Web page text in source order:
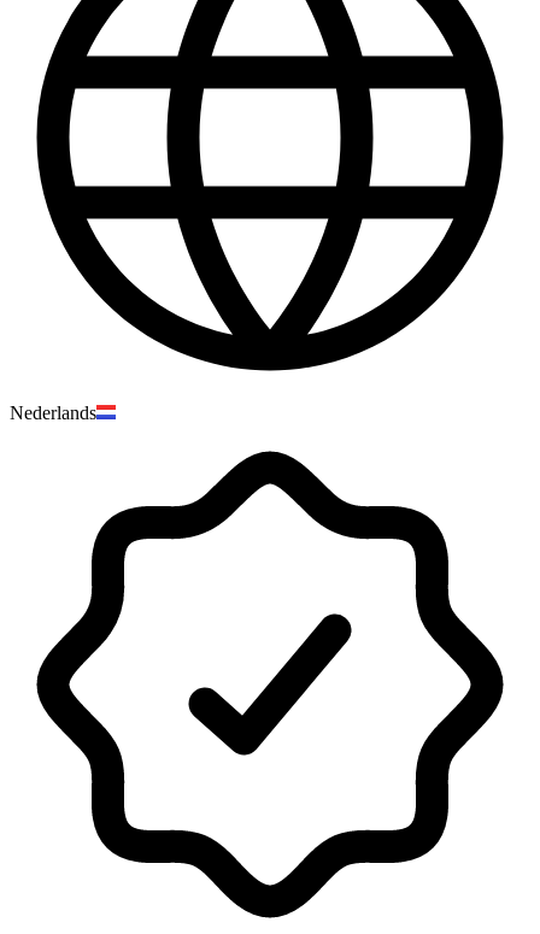
Nederlands